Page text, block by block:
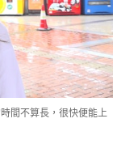
間不算長，很快便能上